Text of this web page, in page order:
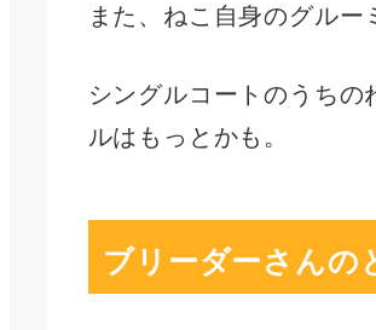
また、ねこ自身のグルー
シングルコートのうち
ルはもっとかも。
ブリーダーさんの